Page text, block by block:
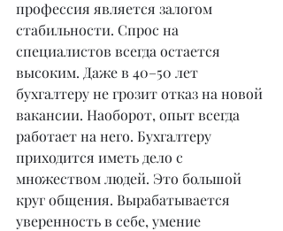
профессия является залогом
стабильности. Спрос на
специалистов всегда остается
высоким. Даже в 40–50 лет
бухгалтеру не грозит отказ на новой
вакансии. Наоборот, опыт всегда
работает на него. Бухгалтеру
приходится иметь дело с
множеством людей. Это большой
круг общения. Вырабатывается
уверенность в себе, умение